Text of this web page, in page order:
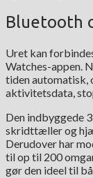
Bluetooth
Uret kan
Watches-appen.
tiden automatisk,
aktivitetsdata,
Den indbyggede
skridttæller og
Derudover har
til op til 200
gør den ideel til